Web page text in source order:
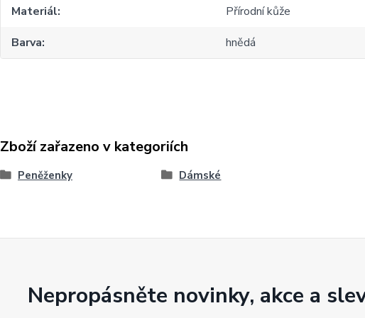
Materiál
Přírodní kůže
Barva
hnědá
Zboží zařazeno v kategoriích
Peněženky Dámské
Nepropásněte novinky, akce a